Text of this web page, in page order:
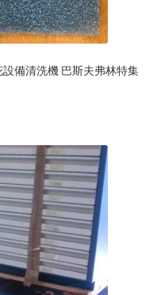
設備清洗機 巴斯夫弗林特集